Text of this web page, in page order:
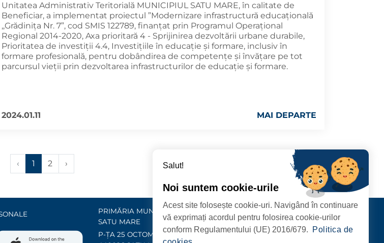
Unitatea Administrativ Teritorială MUNICIPIUL SATU MARE, în calitate de
Beneficiar, a implementat proiectul ”Modernizare infrastructură educațională
,,Grădinița Nr. 7”, cod SMIS 122789, finanțat prin Programul Operațional
Regional 2014-2020, Axa prioritară 4 - Sprijinirea dezvoltării urbane durabile,
Prioritatea de investiţii 4.4, Investiţiile în educaţie şi formare, inclusiv în
formare profesională, pentru dobândirea de competenţe şi învăţare pe tot
parcursul vieţii prin dezvoltarea infrastructurilor de educaţie şi formare.
2024.01.11 MAI DEPARTE
‹ 1 2 ›
PRIMĂRIA MUNICIPIULUI
SATU MARE
P-ȚA 25 OCTOMBRIE, NR. 1 CORP M,
Contact
URMĂRIȚI-NE
Salut!
Noi suntem cookie-urile
Acest site folosește cookie-uri. Navigând în continuare
vă exprimați acordul pentru folosirea cookie-urilor
conform Regulamentului (UE) 2016/679.
Politica de